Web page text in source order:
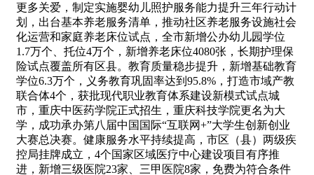
更多关爱，制定实施婴幼儿照护服务能力提升三年行动计
划，出台基本养老服务清单，推动社区养老服务设施社会
化运营和家庭养老床位试点，全市新增公办幼儿园学位
1.7万个、托位4万个，新增养老床位4080张，长期护理保
险试点覆盖所有区县。教育质量稳步提升，新增基础教育
学位6.3万个，义务教育巩固率达到95.8%，打造市域产教
联合体4个，获批现代职业教育体系建设新模式试点城
市，重庆中医药学院正式招生，重庆科技学院更名为大
学，成功承办第八届中国国际“互联网+”大学生创新创业
大赛总决赛。健康服务水平持续提高，市区（县）两级疾
控局挂牌成立，4个国家区域医疗中心建设项目有序推
进，新增三级医院23家、三甲医院8家，免费为符合条件